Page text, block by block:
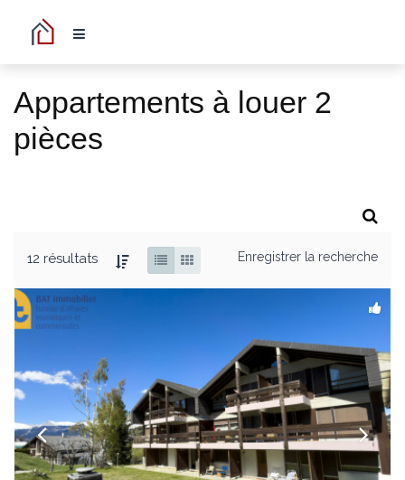
Appartements à louer 2
pièces
12 résultats Enregistrer la recherche